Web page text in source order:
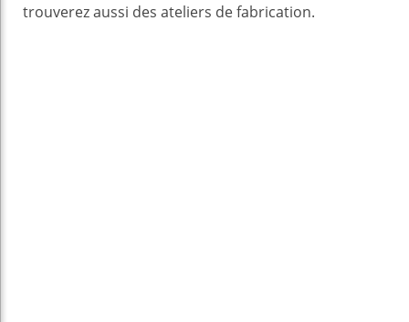
trouverez aussi des ateliers de fabrication.